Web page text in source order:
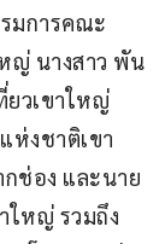
มการคณะ
ญ่ นางสาว พัน
ยวเขาใหญ่
งชาติเขา
ช่อง และนาย
ใหญ่ รวมถึง